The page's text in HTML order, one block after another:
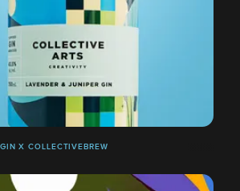
X COLLECTIVEBREW